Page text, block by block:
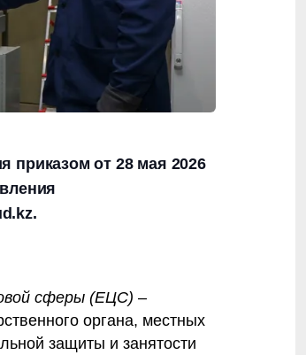
приказом от 28 мая 2026
сферы (ЕЦС) –
органа, местных
защиты и занятости